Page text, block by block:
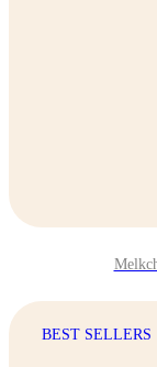
BEST SELLERS